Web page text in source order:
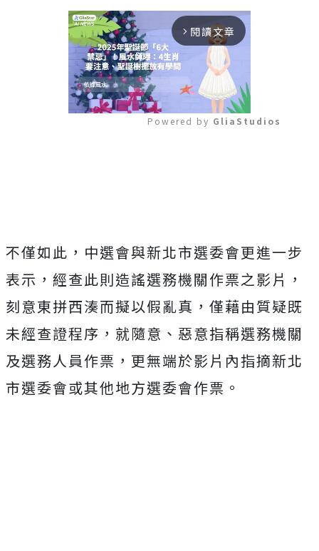
arrow_forward_ios 閱讀文章
Powered by GliaStudios
不僅如此，中選會與新北市選委會更進一步
表示，經查此則造謠選務機關作票之影片，
刻意東拼西湊而擬以假亂真，僅藉由質疑既
未經查證程序，就隨意、惡意指稱選務機關
及選務人員作票，更無端於影片內指摘新北
市選委會或其他地方選委會作票。